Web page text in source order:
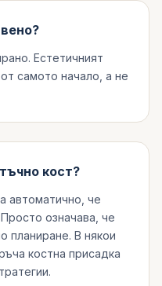
Естетичният
самото начало, а не
кост?
автоматично, че
означава, че
планиране. В някои
костна присадка